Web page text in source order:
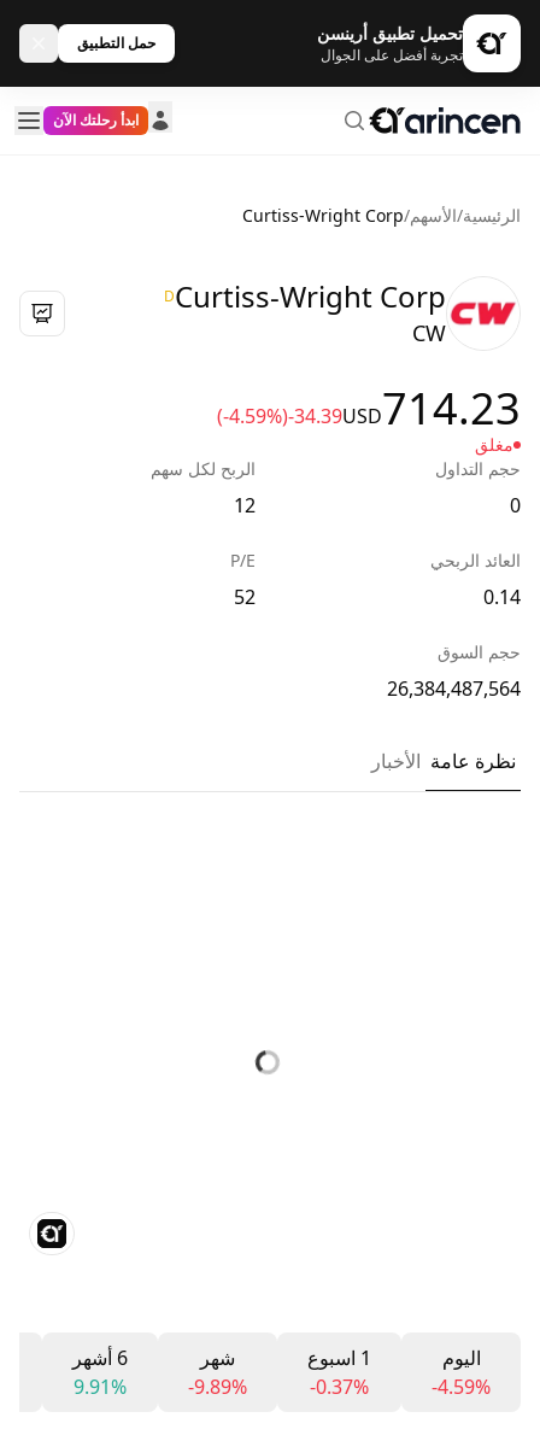
تحميل تطبيق أرينسن
تجربة أفضل على الجوال
حمل التطبيق
ابدأ رحلتك الآن
الرئيسية/الأسهم/
Curtiss-Wright Corp
Curtiss-Wright Corp
D
CW
714.23
USD
-34.39
(-4.59%)
مغلق
حجم التداول
0
الربح لكل سهم
12
العائد الربحي
0.14
P/E
52
حجم السوق
26,384,487,564
نظرة عامة الأخبار
اليوم
-4.59%
1 اسبوع
-0.37%
شهر
-9.89%
6 أشهر
9.91%